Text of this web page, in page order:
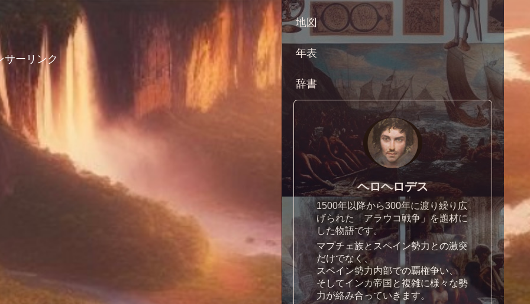
サーリンク
地図
年表
辞書
ヘロヘロデス
1500年以降から300年に渡り繰り広
げられた「アラウコ戦争」を題材に
した物語です。
マプチェ族とスペイン勢力との激突
だけでなく、
スペイン勢力内部での覇権争い、
そしてインカ帝国と複雑に様々な勢
力が絡み合っていきます。